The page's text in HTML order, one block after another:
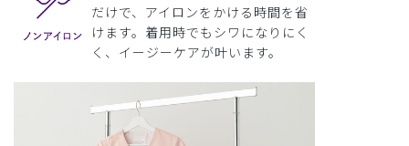
だけで、アイロンをかける時間を省
けます。着用時でもシワになりにく
く、イージーケアが叶います。